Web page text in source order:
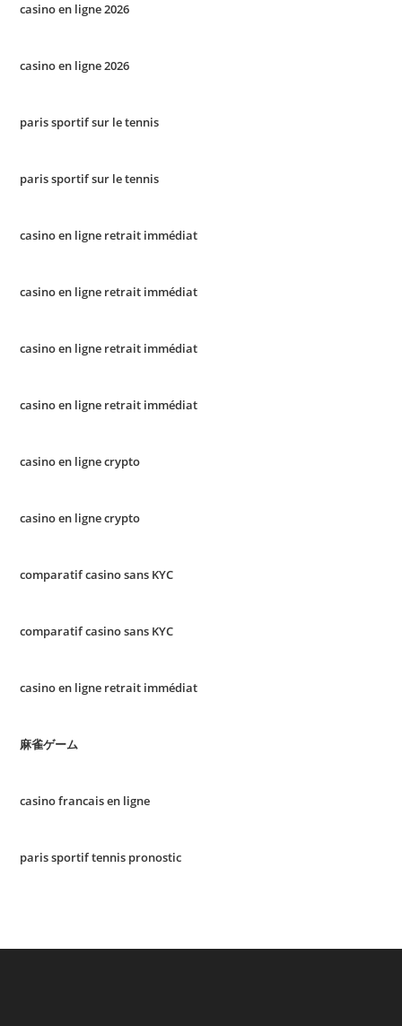
casino en ligne 2026
casino en ligne 2026
paris sportif sur le tennis
paris sportif sur le tennis
casino en ligne retrait immédiat
casino en ligne retrait immédiat
casino en ligne retrait immédiat
casino en ligne retrait immédiat
casino en ligne crypto
casino en ligne crypto
comparatif casino sans KYC
comparatif casino sans KYC
casino en ligne retrait immédiat
麻雀ゲーム
casino francais en ligne
paris sportif tennis pronostic